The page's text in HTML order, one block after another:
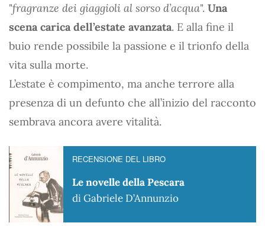
"fragranze dei giaggioli al sorso d’acqua". Una
scena carica dell’estate avanzata. E alla fine il
buio rende possibile la passione e il trionfo della
vita sulla morte.
L’estate è compimento, ma anche terrore alla
presenza di un defunto che all’inizio del racconto
sembrava ancora avere vitalità.
RECENSIONE DEL LIBRO
Le novelle della Pescara
di Gabriele D’Annunzio